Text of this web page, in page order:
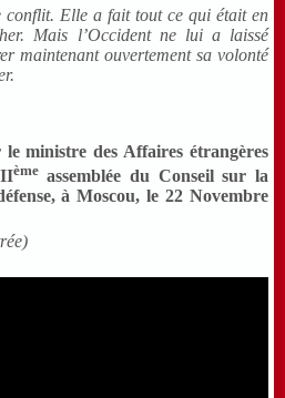
conflit. Elle a fait tout ce qui était en
Mais l’Occident ne lui a laissé
maintenant ouvertement sa volonté
ministre des Affaires étrangères
èmeassemblée du Conseil sur la
à Moscou, le 22 Novembre